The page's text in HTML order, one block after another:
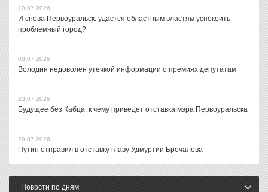
10.07.2026
И снова Первоуральск: удастся областным властям успокоить
проблемный город?
08.07.2026
Володин недоволен утечкой информации о премиях депутатам
23.07.2026
Будущее без Кабца: к чему приведет отставка мэра Первоуральска
29.07.2026
Путин отправил в отставку главу Удмуртии Бречалова
Новости по дням